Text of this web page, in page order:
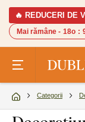
🔥 REDUCERI DE
Mai rămâne - 18o :
Categorii